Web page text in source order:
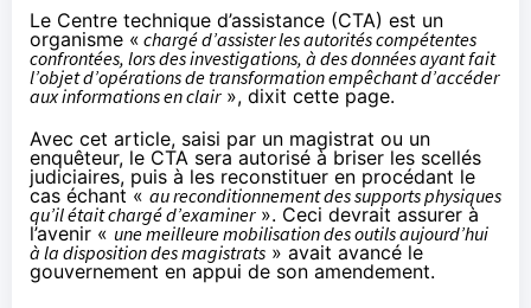
Le Centre technique d’assistance (CTA) est un
organisme « chargé d’assister les autorités compétentes
confrontées, lors des investigations, à des données ayant fait
l’objet d’opérations de transformation empêchant d’accéder
aux informations en clair», dixit cette page.
Avec cet article, saisi par un magistrat ou un
enquêteur, le CTA sera autorisé à briser les scellés
judiciaires, puis à les reconstituer en procédant le
cas échant « au reconditionnement des supports physiques
qu’il était chargé d’examiner». Ceci devrait assurer à
l’avenir « une meilleure mobilisation des outils aujourd’hui
à la disposition des magistrats » avait avancé le
gouvernement en appui de son amendement.